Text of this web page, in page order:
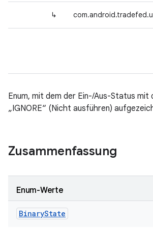
↳
Enum, mit dem der Ein-/Aus-Status mit
„IGNORE“ (Nicht ausführen)
Zusammenfassung
Enum-Werte
BinaryState